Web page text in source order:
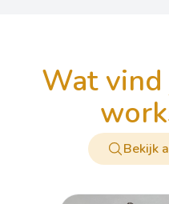
wat vind je van deze
Bekijk